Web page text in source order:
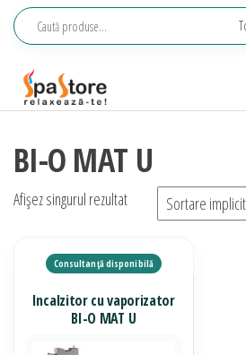
Sari
saune,
wellness
BI-O MAT U
Afișez singurul rezultat
Incalzitor cu vaporizator
BI-O MAT U